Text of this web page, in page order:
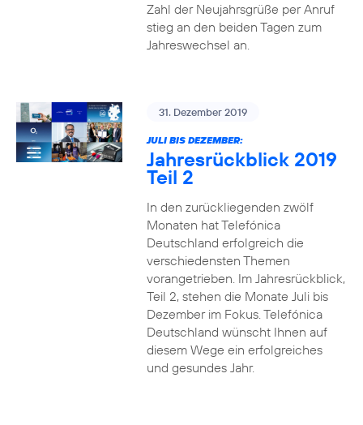
Zahl der Neujahrsgrüße per Anruf
stieg an den beiden Tagen zum
Jahreswechsel an.
31. Dezember 2019
JULI BIS DEZEMBER:
Jahresrückblick 2019
Teil 2
In den zurückliegenden zwölf
Monaten hat Telefónica
Deutschland erfolgreich die
verschiedensten Themen
vorangetrieben. Im Jahresrückblick,
Teil 2, stehen die Monate Juli bis
Dezember im Fokus. Telefónica
Deutschland wünscht Ihnen auf
diesem Wege ein erfolgreiches
und gesundes Jahr.